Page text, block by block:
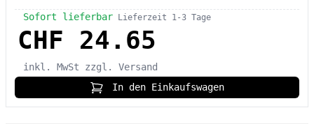
Sofort lieferbar Lieferzeit 1-3 Tage
CHF 24.65
inkl. MwSt
zzgl. Versand
In den Einkaufswagen